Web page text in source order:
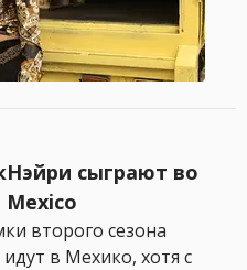
сыграют во
Mexico
второго сезона
в Мехико, хотя с